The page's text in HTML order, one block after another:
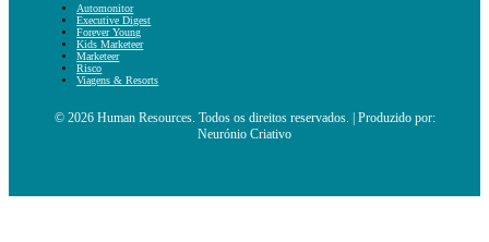
Automonitor
Executive Digest
Forever Young
Kids Marketeer
Marketeer
Risco
Viagens & Resorts
© 2026 Human Resources. Todos os direitos reservados. | Produzido por:
Neurónio Criativo